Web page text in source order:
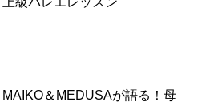
MAIKO＆MEDUSAが語る！母